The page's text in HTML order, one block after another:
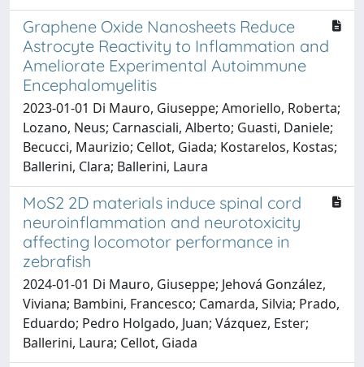
Graphene Oxide Nanosheets Reduce
Astrocyte Reactivity to Inflammation and
Ameliorate Experimental Autoimmune
Encephalomyelitis
2023-01-01 Di Mauro, Giuseppe; Amoriello, Roberta;
Lozano, Neus; Carnasciali, Alberto; Guasti, Daniele;
Becucci, Maurizio; Cellot, Giada; Kostarelos, Kostas;
Ballerini, Clara; Ballerini, Laura
MoS2 2D materials induce spinal cord
neuroinflammation and neurotoxicity
affecting locomotor performance in
zebrafish
2024-01-01 Di Mauro, Giuseppe; Jehová González,
Viviana; Bambini, Francesco; Camarda, Silvia; Prado,
Eduardo; Pedro Holgado, Juan; Vázquez, Ester;
Ballerini, Laura; Cellot, Giada